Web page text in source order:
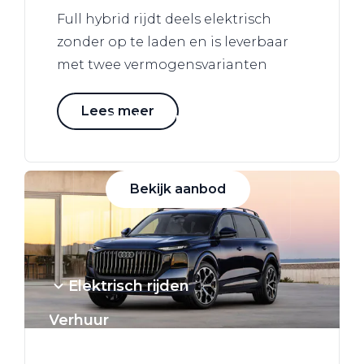
Alle elektrische auto's
Elektrisch rijden
Bekijk aanbod
Elektrisch rijden
Verhuur
Full hybrid rijdt deels elektrisch
zonder op te laden en is leverbaar
met twee vermogensvarianten
Lees meer